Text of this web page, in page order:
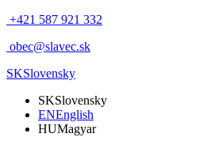
+421 587 921 332
obec@slavec.sk
SKSlovensky
SKSlovensky
ENEnglish
HUMagyar